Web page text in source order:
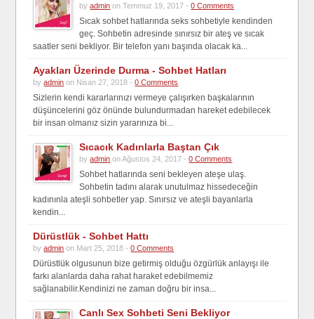
byadmin on Temmuz 19, 2017 -0 Comments
Sıcak sohbet hatlarında seks sohbetiyle kendinden
geç. Sohbetin adresinde sınırsız bir ateş ve sıcak
saatler seni bekliyor. Bir telefon yanı başında olacak ka...
Ayakları Üzerinde Durma - Sohbet Hatları
byadmin on Nisan 27, 2018 -0 Comments
Sizlerin kendi kararlarınızı vermeye çalışırken başkalarının
düşüncelerini göz önünde bulundurmadan hareket edebilecek
bir insan olmanız sizin yararınıza bi...
Sıcacık Kadınlarla Baştan Çık
byadmin on Ağustos 24, 2017 -0 Comments
Sohbet hatlarında seni bekleyen ateşe ulaş.
Sohbetin tadını alarak unutulmaz hissedeceğin
kadınınla ateşli sohbetler yap. Sınırsız ve ateşli bayanlarla
kendin...
Dürüstlük - Sohbet Hattı
byadmin on Mart 25, 2018 -0 Comments
Dürüstlük olgusunun bize getirmiş olduğu özgürlük anlayışı ile
farkı alanlarda daha rahat haraket edebilmemiz
sağlanabilir.Kendinizi ne zaman doğru bir insa...
Canlı Sex Sohbeti Seni Bekliyor